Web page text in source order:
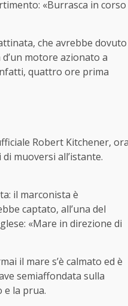
«Burrasca in corso
che avrebbe dovuto
motore azionato a
quattro ore prima
Robert Kitchener,
muoversi all’istante.
il marconista è
captato, all’una del
«Mare in direzione di
il mare s’è calmato ed è
semiaffondata sulla
e la prua.